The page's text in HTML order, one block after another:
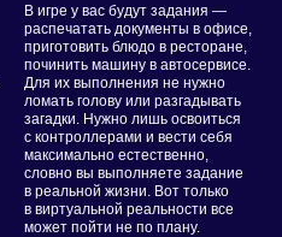
В игре у вас будут задания —
распечатать документы в офисе,
приготовить блюдо в ресторане,
починить машину в автосервисе.
Для их выполнения не нужно
ломать голову или разгадывать
загадки. Нужно лишь освоиться
с контроллерами и вести себя
максимально естественно,
словно вы выполняете задание
в реальной жизни. Вот только
в виртуальной реальности все
может пойти не по плану.